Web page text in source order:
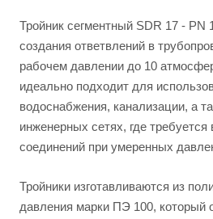
Тройник сегментный SDR 17 - PN
создания ответвлений в
рабочем давлении до 10
идеально подходит для
водоснабжения, канализации, а
инженерных сетях, где требуется
соединений при умеренных
Тройники изготавливаются из
давления марки ПЭ 100, который